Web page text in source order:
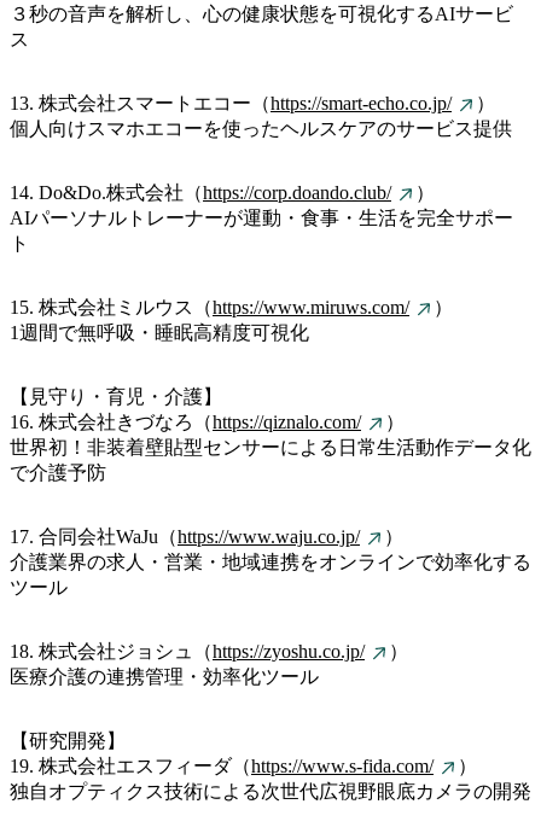
３秒の音声を解析し、心の健康状態を可視化するAIサービ
ス
13. 株式会社スマートエコー（https://smart-echo.co.jp/
）
個人向けスマホエコーを使ったヘルスケアのサービス提供
14. Do&Do.株式会社（https://corp.doando.club/
）
AIパーソナルトレーナーが運動・食事・生活を完全サポー
ト
15. 株式会社ミルウス（https://www.miruws.com/
）
1週間で無呼吸・睡眠高精度可視化
【見守り・育児・介護】
16. 株式会社きづなろ（https://qiznalo.com/
）
世界初！非装着壁貼型センサーによる日常生活動作データ化
で介護予防
17. 合同会社WaJu（https://www.waju.co.jp/
）
介護業界の求人・営業・地域連携をオンラインで効率化する
ツール
18. 株式会社ジョシュ（https://zyoshu.co.jp/
）
医療介護の連携管理・効率化ツール
【研究開発】
19. 株式会社エスフィーダ（https://www.s-fida.com/
）
独自オプティクス技術による次世代広視野眼底カメラの開発